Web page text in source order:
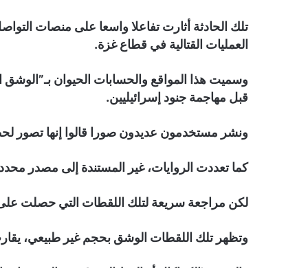
تلك الحادثة أثارت تفاعلا واسعا على منصات
العمليات القتالية في قطاع غزة.
وسميت هذا المواقع والحسابات الحيوان
قبل مهاجمة جنود إسرائيليين.
ونشر مستخدمون عديدون صورا قالوا إنها تصور
كما تعددت الروايات، غير المستندة إلى مصدر
لكن مراجعة سريعة لتلك اللقطات التي حصلت
وتظهر تلك اللقطات الوشق بحجم غير طبيعي،